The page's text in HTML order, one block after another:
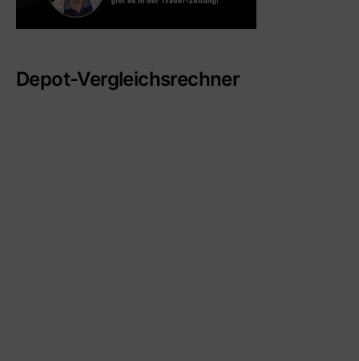
Depot-Vergleichsrechner